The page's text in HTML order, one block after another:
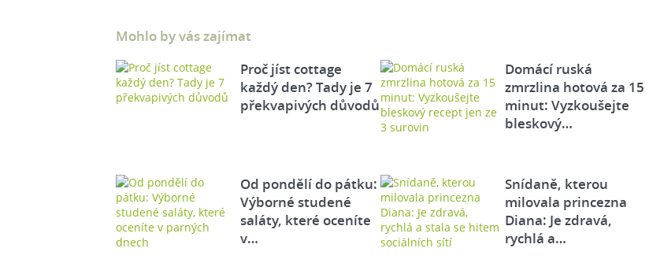
Mohlo by vás zajímat
Proč jíst cottage
každý den? Tady je 7
překvapivých důvodů
Domácí ruská
zmrzlina hotová za 15
minut: Vyzkoušejte
bleskový…
Od pondělí do pátku:
Výborné studené
saláty, které oceníte
v…
Snídaně, kterou
milovala princezna
Diana: Je zdravá,
rychlá a…